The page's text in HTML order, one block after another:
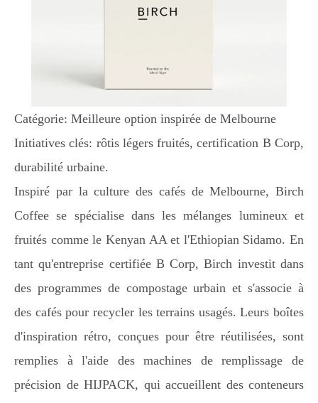
Catégorie: Meilleure option inspirée de Melbourne
Initiatives clés: rôtis légers fruités, certification B Corp,
durabilité urbaine.
Inspiré par la culture des cafés de Melbourne, Birch
Coffee se spécialise dans les mélanges lumineux et
fruités comme le Kenyan AA et l'Ethiopian Sidamo. En
tant qu'entreprise certifiée B Corp, Birch investit dans
des programmes de compostage urbain et s'associe à
des cafés pour recycler les terrains usagés. Leurs boîtes
d'inspiration rétro, conçues pour être réutilisées, sont
remplies à l'aide des machines de remplissage de
précision de HIJPACK, qui accueillent des conteneurs